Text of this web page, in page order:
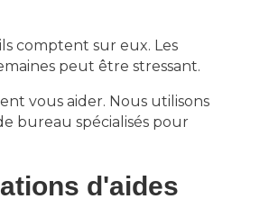
comptent sur eux. Les
peut être stressant.
vous aider. Nous utilisons
bureau spécialisés pour
d'aides